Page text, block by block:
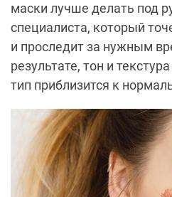
маски лучше делать под
специалиста, который
и проследит за нужным
результате, тон и
тип приблизится к